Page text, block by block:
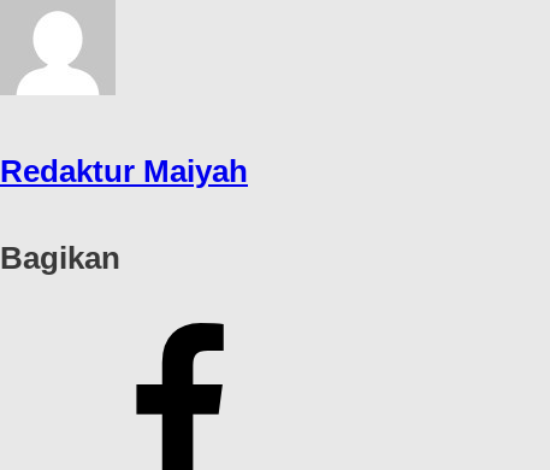
Redaktur Maiyah
Bagikan